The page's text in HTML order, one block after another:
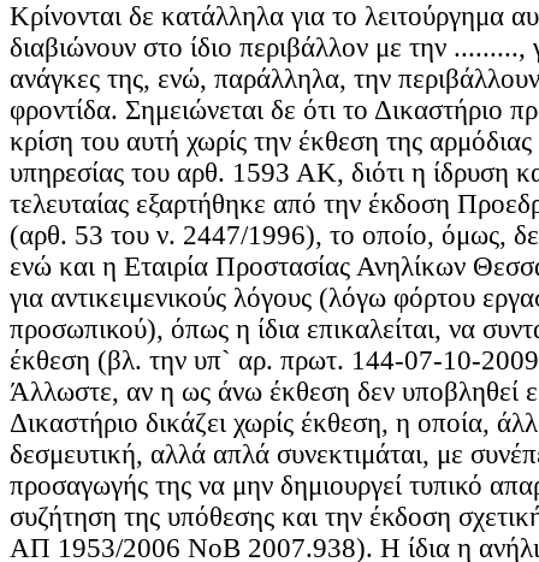
Κρίνονται δε κατάλληλα για το λειτούργημα
διαβιώνουν στο ίδιο περιβάλλον με την .........,
ανάγκες της, ενώ, παράλληλα, την
φροντίδα. Σημειώνεται δε ότι το Δικαστήριο
κρίση του αυτή χωρίς την έκθεση της αρμόδιας
υπηρεσίας του αρθ. 1593 ΑΚ, διότι η ίδρυση
τελευταίας εξαρτήθηκε από την έκδοση
(αρθ. 53 του ν. 2447/1996), το οποίο, όμως,
ενώ και η Εταιρία Προστασίας Ανηλίκων
για αντικειμενικούς λόγους (λόγω φόρτου
προσωπικού), όπως η ίδια επικαλείται, να
έκθεση (βλ. την υπ` αρ. πρωτ. 144-07-10-
Άλλωστε, αν η ως άνω έκθεση δεν υποβληθεί
Δικαστήριο δικάζει χωρίς έκθεση, η οποία,
δεσμευτική, αλλά απλά συνεκτιμάται, με
προσαγωγής της να μην δημιουργεί τυπικό
συζήτηση της υπόθεσης και την έκδοση
ΑΠ 1953/2006 ΝοΒ 2007.938). Η ίδια η